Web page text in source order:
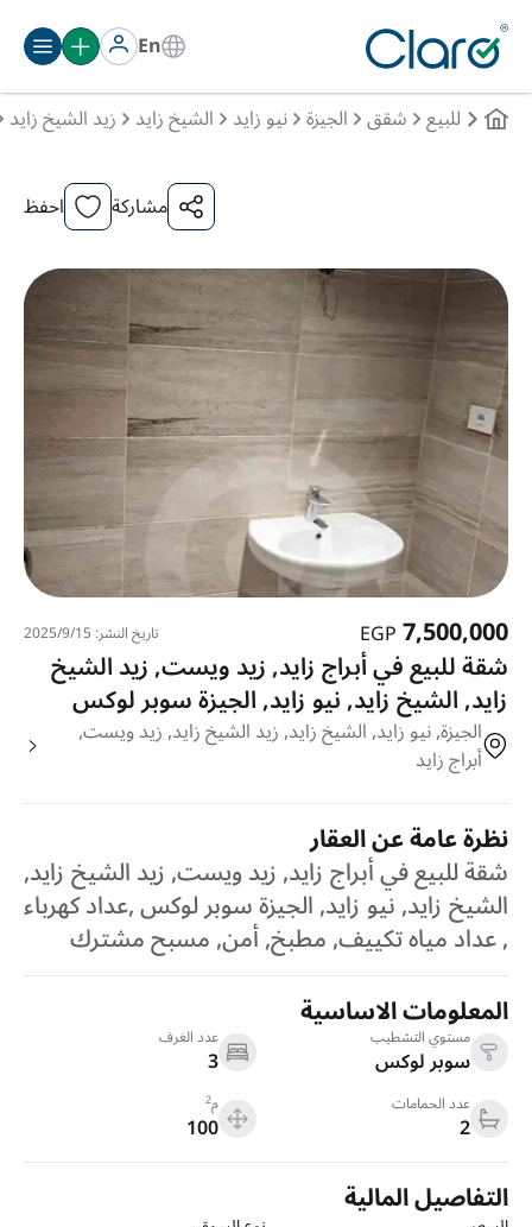
En
للبيع شقق الجيزة نيو زايد الشيخ زايد زيد الشيخ زايد
مشاركة احفظ
7,500,000
EGP تاريخ النشر: 15‏‏/9‏‏/2025
شقة للبيع في أبراج زايد, زيد ويست, زيد الشيخ
زايد, الشيخ زايد, نيو زايد, الجيزة سوبر لوكس
الجيزة, نيو زايد, الشيخ زايد, زيد الشيخ زايد, زيد ويست,
أبراج زايد
نظرة عامة عن العقار
شقة للبيع في أبراج زايد, زيد ويست, زيد الشيخ زايد,
الشيخ زايد, نيو زايد, الجيزة سوبر لوكس ,عداد كهرباء
, عداد مياه تكييف, مطبخ, أمن, مسبح مشترك
المعلومات الاساسية
مستوي التشطيب
سوبر لوكس
عدد الغرف
3
عدد الحمامات
2
م2
100
التفاصيل المالية